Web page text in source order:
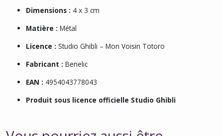
Dimensions : 4 x 3 cm
Matière : Métal
Licence : Studio Ghibli – Mon Voisin Totoro
Fabricant : Benelic
EAN : 4954043778043
Produit sous licence officielle Studio Ghibli